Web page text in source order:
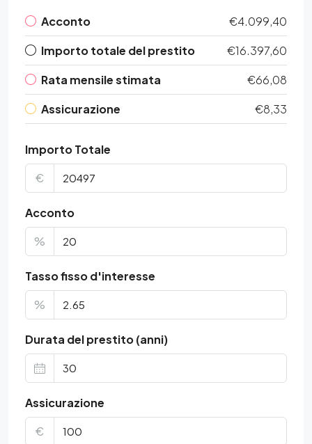
Acconto
€4.099,40
Importo totale del prestito
€16.397,60
Rata mensile stimata
€66,08
Assicurazione
€8,33
Importo Totale
€
Acconto
%
Tasso fisso d'interesse
%
Durata del prestito (anni)
Assicurazione
€